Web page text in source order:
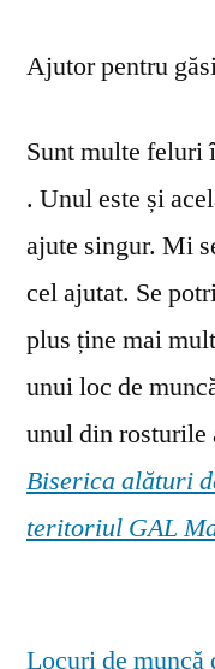
Ajutor pentru
Sunt multe feluri
. Unul este și
ajute singur. Mi
cel ajutat. Se
plus ține mai
unui loc de
unul din rosturile
Biserica alături
teritoriul GAL
Locuri de muncă